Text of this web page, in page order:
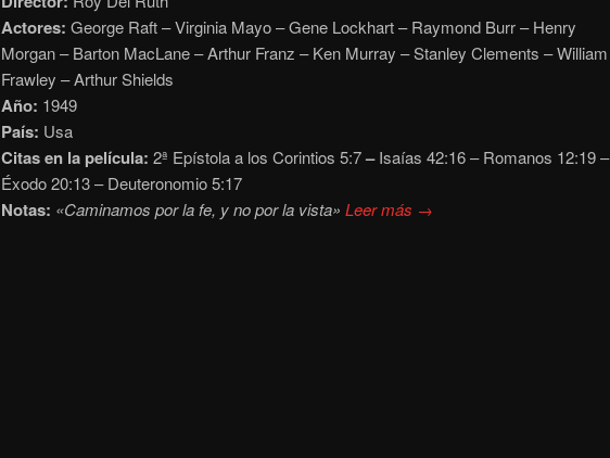
Actores: George Raft – Virginia Mayo – Gene Lockhart – Raymond Burr – Henry
Morgan – Barton MacLane – Arthur Franz – Ken Murray – Stanley Clements – William
Frawley – Arthur Shields
Año: 1949
País: Usa
Citas en la película: 2ª Epístola a los Corintios 5:7–Isaías 42:16 – Romanos 12:19 –
Éxodo 20:13 – Deuteronomio 5:17
Notas: «Caminamos por la fe, y no por la vista» Leer más →